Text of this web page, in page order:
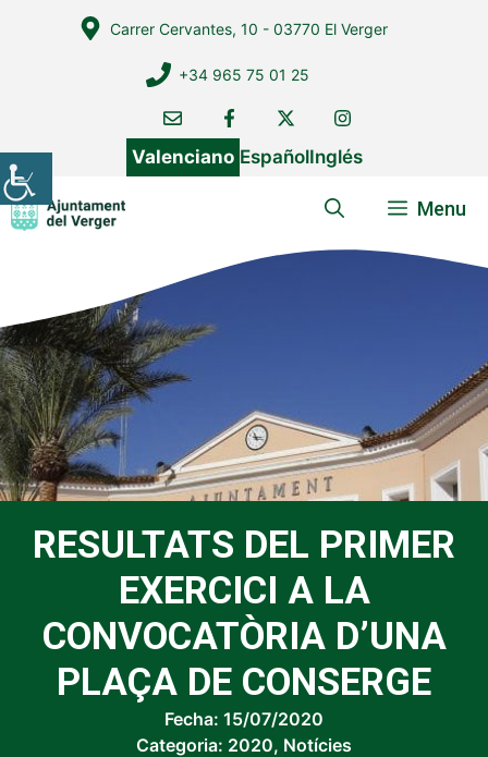
Carrer Cervantes, 10 - 03770 El Verger
+34 965 75 01 25
Valenciano EspañolInglés
Menu
RESULTATS DEL PRIMER
EXERCICI A LA
CONVOCATÒRIA D’UNA
PLAÇA DE CONSERGE
Fecha: 15/07/2020
Categoria: 2020, Notícies